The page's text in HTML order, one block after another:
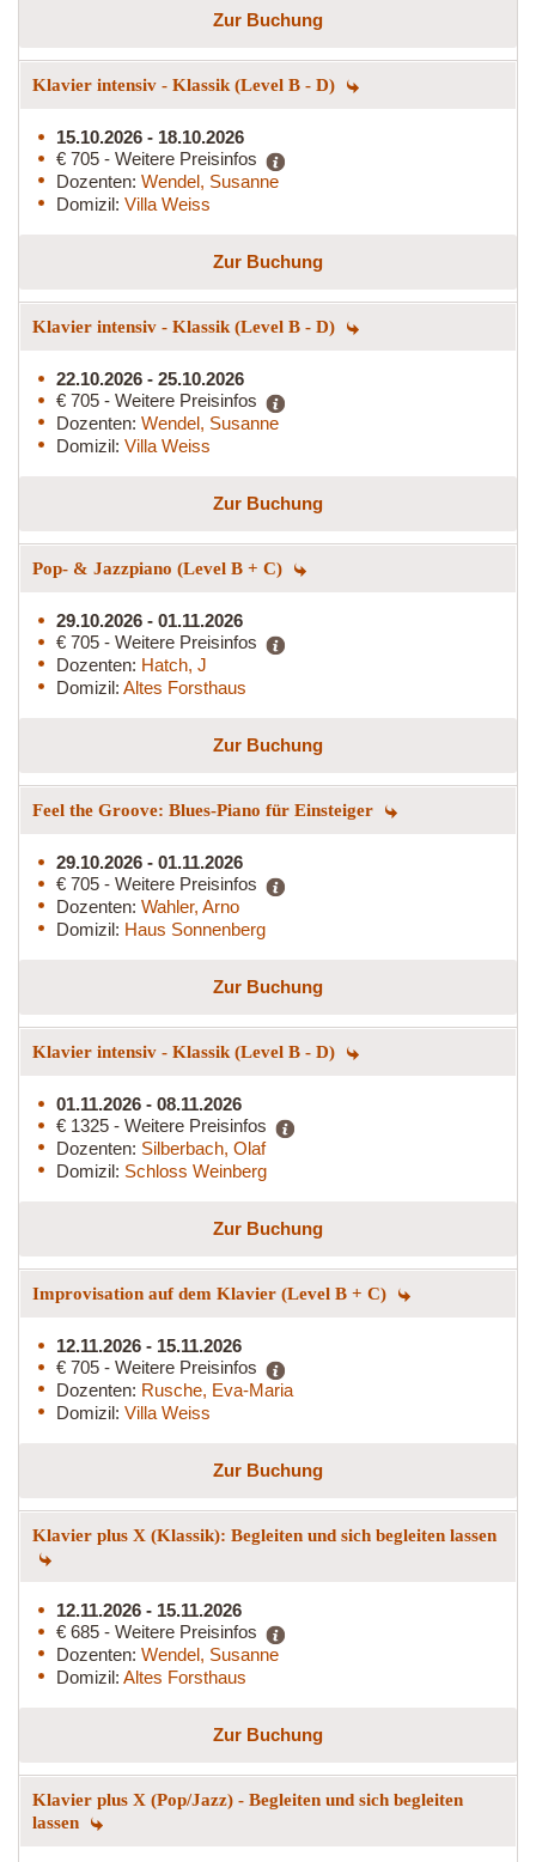
Zur Buchung
Klavier intensiv - Klassik (Level B - D)
15.10.2026 - 18.10.2026
€ 705 - Weitere Preisinfos
Dozenten: Wendel, Susanne
Domizil: Villa Weiss
Zur Buchung
Klavier intensiv - Klassik (Level B - D)
22.10.2026 - 25.10.2026
€ 705 - Weitere Preisinfos
Dozenten: Wendel, Susanne
Domizil: Villa Weiss
Zur Buchung
Pop- & Jazzpiano (Level B + C)
29.10.2026 - 01.11.2026
€ 705 - Weitere Preisinfos
Dozenten: Hatch, J
Domizil: Altes Forsthaus
Zur Buchung
Feel the Groove: Blues-Piano für Einsteiger
29.10.2026 - 01.11.2026
€ 705 - Weitere Preisinfos
Dozenten: Wahler, Arno
Domizil: Haus Sonnenberg
Zur Buchung
Klavier intensiv - Klassik (Level B - D)
01.11.2026 - 08.11.2026
€ 1325 - Weitere Preisinfos
Dozenten: Silberbach, Olaf
Domizil: Schloss Weinberg
Zur Buchung
Improvisation auf dem Klavier (Level B + C)
12.11.2026 - 15.11.2026
€ 705 - Weitere Preisinfos
Dozenten: Rusche, Eva-Maria
Domizil: Villa Weiss
Zur Buchung
Klavier plus X (Klassik): Begleiten und sich begleiten lassen
12.11.2026 - 15.11.2026
€ 685 - Weitere Preisinfos
Dozenten: Wendel, Susanne
Domizil: Altes Forsthaus
Zur Buchung
Klavier plus X (Pop/Jazz) - Begleiten und sich begleiten
lassen